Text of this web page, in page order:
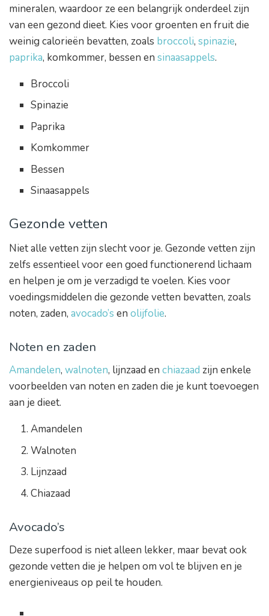
mineralen, waardoor ze een belangrijk onderdeel zijn
van een gezond dieet. Kies voor groenten en fruit die
weinig calorieën bevatten, zoals broccoli, spinazie,
paprika, komkommer, bessen en sinaasappels.
Broccoli
Spinazie
Paprika
Komkommer
Bessen
Sinaasappels
Gezonde vetten
Niet alle vetten zijn slecht voor je. Gezonde vetten zijn
zelfs essentieel voor een goed functionerend lichaam
en helpen je om je verzadigd te voelen. Kies voor
voedingsmiddelen die gezonde vetten bevatten, zoals
noten, zaden, avocado’s en olijfolie.
Noten en zaden
Amandelen, walnoten, lijnzaad en chiazaad zijn enkele
voorbeelden van noten en zaden die je kunt toevoegen
aan je dieet.
Amandelen
Walnoten
Lijnzaad
Chiazaad
Avocado’s
Deze superfood is niet alleen lekker, maar bevat ook
gezonde vetten die je helpen om vol te blijven en je
energieniveaus op peil te houden.